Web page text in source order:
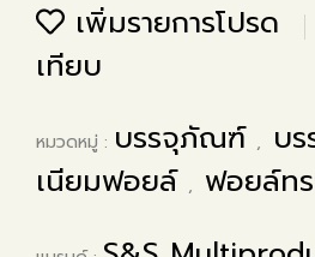
เพิ่มรายการโปรด
เทียบ
หมวดหมู่ : บรรจุภัณฑ์ ,
บ
เนียมฟอยล์ , ฟอยล์ท